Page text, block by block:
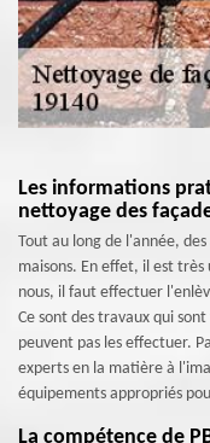
Les informations
nettoyage des
Tout au long de l'année,
maisons. En effet, il est
nous, il faut effectuer
Ce sont des travaux qui
peuvent pas les effectuer.
experts en la matière à
équipements appropriés
La compétence de